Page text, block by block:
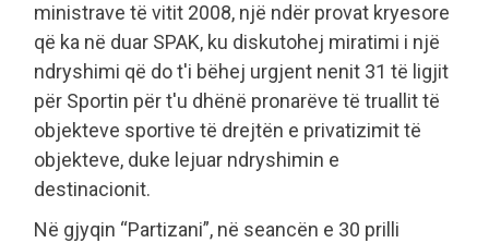
ministrave të vitit 2008, një ndër provat kryesore
që ka në duar SPAK, ku diskutohej miratimi i një
ndryshimi që do t'i bëhej urgjent nenit 31 të ligjit
për Sportin për t'u dhënë pronarëve të truallit të
objekteve sportive të drejtën e privatizimit të
objekteve, duke lejuar ndryshimin e
destinacionit.
Në gjyqin “Partizani”, në seancën e 30 prilli